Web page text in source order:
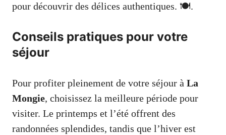
pour découvrir des délices authentiques. 🍽️.
Conseils pratiques pour votre
séjour
Pour profiter pleinement de votre séjour à La
Mongie, choisissez la meilleure période pour
visiter. Le printemps et l’été offrent des
randonnées splendides, tandis que l’hiver est